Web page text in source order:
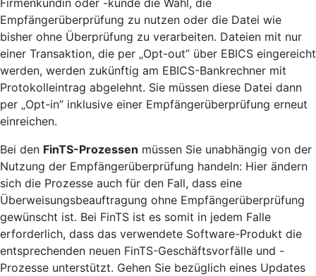
Empfängerüberprüfung zu nutzen oder die Datei wie
bisher ohne Überprüfung zu verarbeiten. Dateien mit nur
einer Transaktion, die per „Opt-out” über EBICS eingereicht
werden, werden zukünftig am EBICS-Bankrechner mit
Protokolleintrag abgelehnt. Sie müssen diese Datei dann
per „Opt-in” inklusive einer Empfängerüberprüfung erneut
einreichen.
Bei den FinTS-Prozessen müssen Sie unabhängig von der
Nutzung der Empfängerüberprüfung handeln: Hier ändern
sich die Prozesse auch für den Fall, dass eine
Überweisungsbeauftragung ohne Empfängerüberprüfung
gewünscht ist. Bei FinTS ist es somit in jedem Falle
erforderlich, dass das verwendete Software-Produkt die
entsprechenden neuen FinTS-Geschäftsvorfälle und -
Prozesse unterstützt. Gehen Sie bezüglich eines Updates